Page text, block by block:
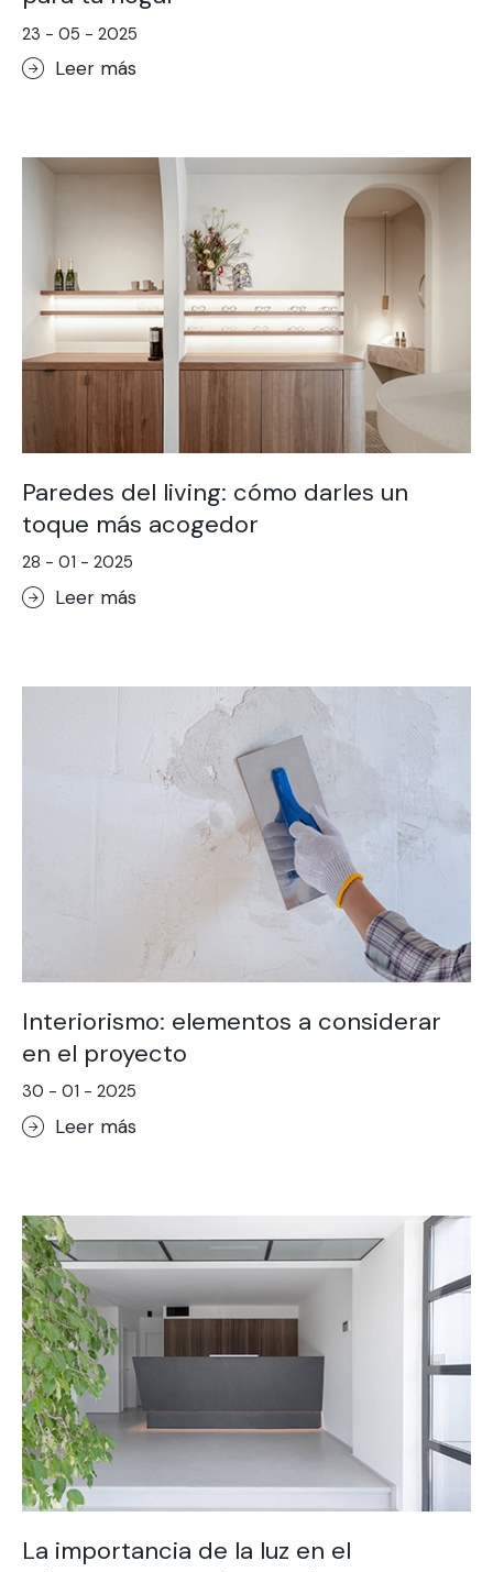
23 - 05 - 2025
Leer más
Paredes del living: cómo darles un
toque más acogedor
28 - 01 - 2025
Leer más
Interiorismo: elementos a considerar
en el proyecto
30 - 01 - 2025
Leer más
La importancia de la luz en el